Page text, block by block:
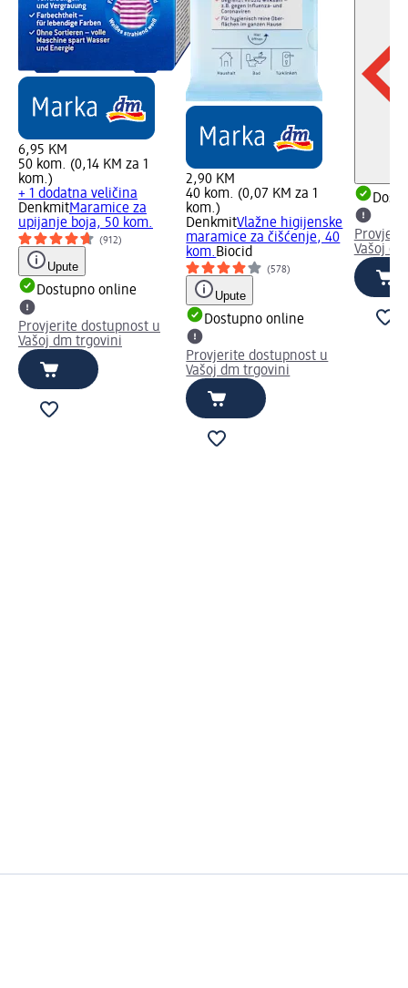
6,95 KM
50 kom. (0,14 KM za 1
kom.)
+ 1 dodatna veličina
DenkmitMaramice za
upijanje boja, 50 kom.
(912)
Upute
Dostupno online
Provjerite dostupnost u
Vašoj dm trgovini
2,90 KM
40 kom. (0,07 KM za 1
kom.)
DenkmitVlažne higijenske
maramice za čišćenje, 40
kom.Biocid
(578)
Upute
Dostupno online
Provjerite dostupnost u
Vašoj dm trgovini
Vašoj